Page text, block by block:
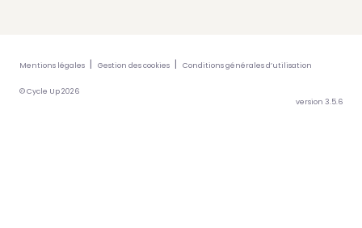
Mentions légales Gestion des cookies Conditions générales d’utilisation
© Cycle Up 2026
version 3.5.6